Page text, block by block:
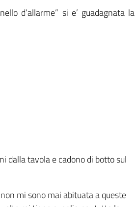
d’allarme” si e’ guadagnata la
dalla tavola e cadono di botto sul
mi sono mai abituata a queste